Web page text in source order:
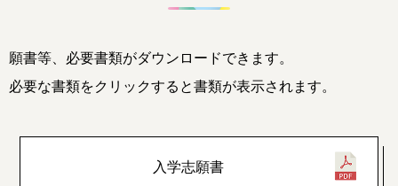
願書等、必要書類がダウンロードできます。
必要な書類をクリックすると書類が表示されます。
入学志願書